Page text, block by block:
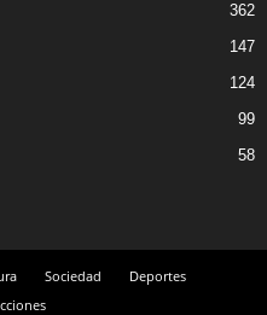
362
147
124
99
58
Sociedad
Deportes